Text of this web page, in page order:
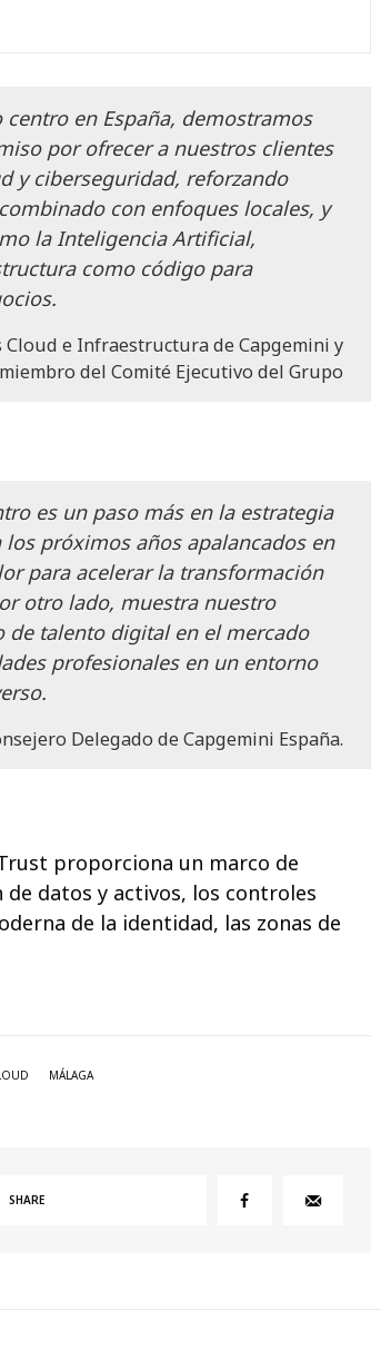
en España, demostramos
por ofrecer a nuestros clientes
y ciberseguridad, reforzando
con enfoques locales, y
la Inteligencia Artificial,
como código para
Cloud e Infraestructura de Capgemini y
miembro del Comité Ejecutivo del Grupo
es un paso más en la estrategia
los próximos años apalancados en
para acelerar la transformación
otro lado, muestra nuestro
talento digital en el mercado
profesionales en un entorno
Delegado de Capgemini España.
proporciona un marco de
datos y activos, los controles
de la identidad, las zonas de
MÁLAGA
SHARE